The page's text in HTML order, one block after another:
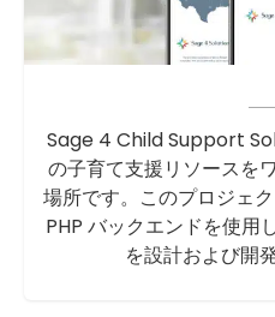
Sage 4 Child Support
の子育て支援リソースを
場所です。このプロジェ
PHP バックエンドを使用
を設計および開